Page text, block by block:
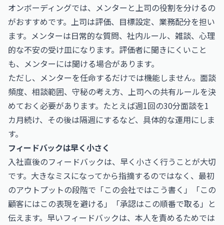
オンボーディングでは、メンターと上司の役割を分けるの
がおすすめです。上司は評価、目標設定、業務配分を担い
ます。メンターは日常的な質問、社内ルール、雑談、心理
的な不安の受け皿になります。評価者に聞きにくいこと
も、メンターには聞ける場合があります。
ただし、メンターを任命するだけでは機能しません。面談
頻度、相談範囲、守秘の考え方、上司への共有ルールを決
めておく必要があります。たとえば週1回の30分面談を1
カ月続け、その後は隔週にするなど、具体的な運用にしま
す。
フィードバックは早く小さく
入社直後のフィードバックは、早く小さく行うことが大切
です。大きなミスになってから指摘するのではなく、最初
のアウトプットの段階で「この会社ではこう書く」「この
顧客にはこの表現を避ける」「承認はこの順番で取る」と
伝えます。早いフィードバックは、本人を責めるためでは